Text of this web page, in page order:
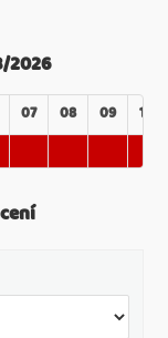
2026
07 08 09 10